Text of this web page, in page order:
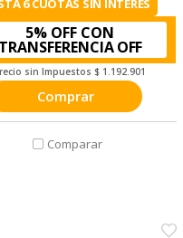
5% OFF CON
sin Impuestos $ 1.192.901
Comprar